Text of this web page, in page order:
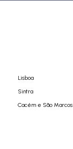
Lisboa
Sintra
Cacém e São Marcos